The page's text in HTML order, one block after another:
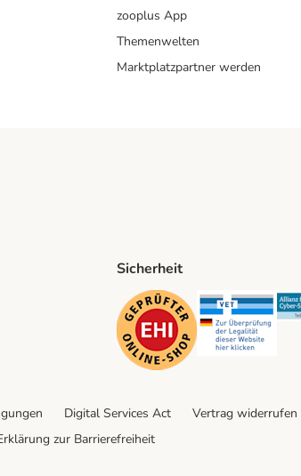
zooplus App
Themenwelten
Marktplatzpartner werden
Sicherheit
Security
Digital Services Act Vertrag widerrufen
zur Barrierefreiheit